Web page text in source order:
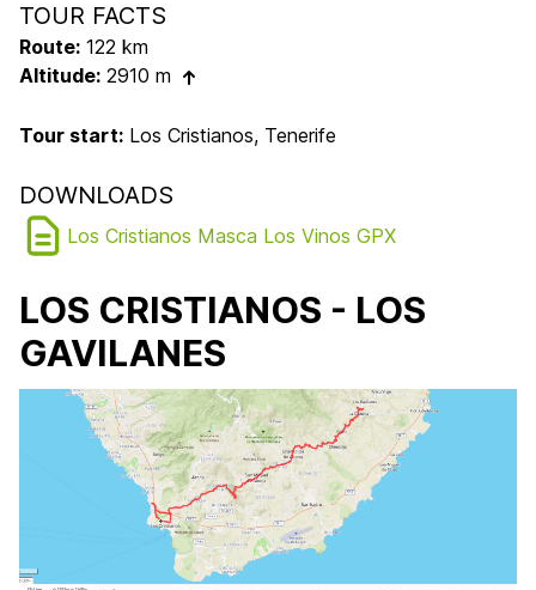
TOUR FACTS
Route: 122 km
Altitude: 2910 m
Tour start: Los Cristianos, Tenerife
DOWNLOADS
Los Cristianos Masca Los Vinos GPX
LOS CRISTIANOS - LOS
GAVILANES